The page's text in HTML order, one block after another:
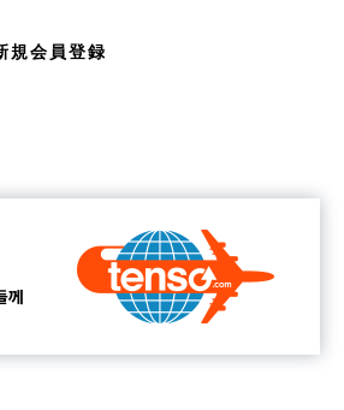
規会員登録